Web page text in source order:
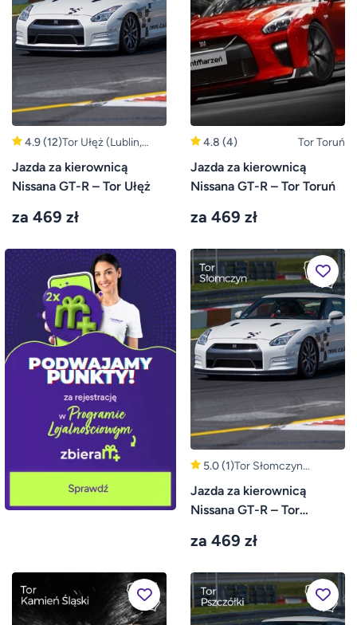
4.9(12)Tor Ułęż (Lublin,
Warszawa)
Jazda za kierownicą
Nissana GT-R – Tor Ułęż
za 469 zł
4.8 (4) Tor Toruń
Jazda za kierownicą
Nissana GT-R – Tor Toruń
za 469 zł
5.0(1)Tor Słomczyn
(Warszawa, Grójec)
Jazda za kierownicą
Nissana GT-R – Tor
za 469 zł